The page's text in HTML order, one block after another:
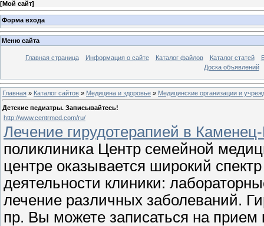
[Мой сайт]
Форма входа
Меню сайта
Главная страница Информация о сайте Каталог файлов Каталог статей
Доска объявлений
Главная » Каталог сайтов » Медицина и здоровье » Медицинские организации и
Детские педиатры. Записывайтесь!
http://www.centrmed.com/ru/
Лечение гирудотерапией в
поликлиника Центр семейной
центре оказывается широкий
деятельности клиники:
лечение различных заболеваний.
пр. Вы можете записаться на прием